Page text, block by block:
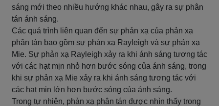
sáng mới theo nhiều hướng khác nhau, gây ra sự phân
tán ánh sáng.
Các quá trình liên quan đến sự phản xạ của phản xạ
phân tán bao gồm sự phản xạ Rayleigh và sự phản xạ
Mie. Sự phản xạ Rayleigh xảy ra khi ánh sáng tương tác
với các hạt mịn nhỏ hơn bước sóng của ánh sáng, trong
khi sự phản xạ Mie xảy ra khi ánh sáng tương tác với
các hạt mịn lớn hơn bước sóng của ánh sáng.
Trong tự nhiên, phản xạ phân tán được nhìn thấy trong